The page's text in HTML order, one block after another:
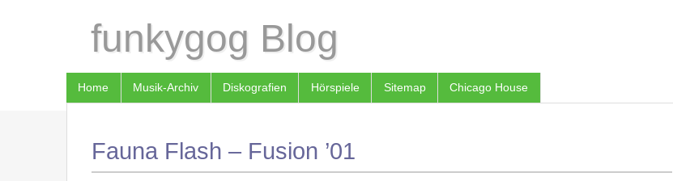
funkygog Blog
Home Musik-Archiv Diskografien Hörspiele Sitemap Chicago House
Fauna Flash – Fusion ’01